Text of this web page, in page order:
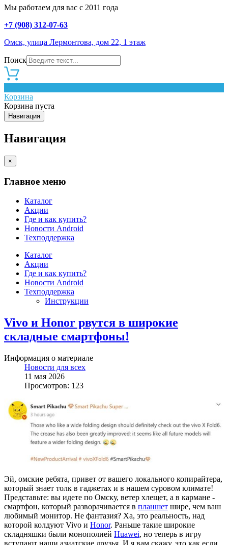
Мы работаем для вас с 2011 года
+7 (908) 312-07-63
Омск, улица Лермонтова, дом 22, 1 этаж
Поиск
Корзина
Корзина пуста
Навигация
Навигация
×
Главное меню
Каталог
Акции
Где и как купить?
Новости Android
Техподдержка
Каталог
Акции
Где и как купить?
Новости Android
Техподдержка
Инструкции
Vivo и Honor рвутся в широкие
складные смартфоны!
Информация о материале
Новости для всех
11 мая 2026
Просмотров: 123
Эй, омские ребята, привет от вашего локального копирайтера,
который знает толк в гаджетах и в нашем суровом климате!
Представьте: вы идете по Омску, ветер хлещет, а в кармане -
смартфон, который разворачивается в планшет шире, чем ваш
любимый монитор. Не фантазия? Ха, это реальность, над
которой колдуют Vivo и Honor. Раньше такие широкие
складняшки были монополией Huawei, но теперь в игру
вступают наши азиатские друзья. И я вам скажу, это как если